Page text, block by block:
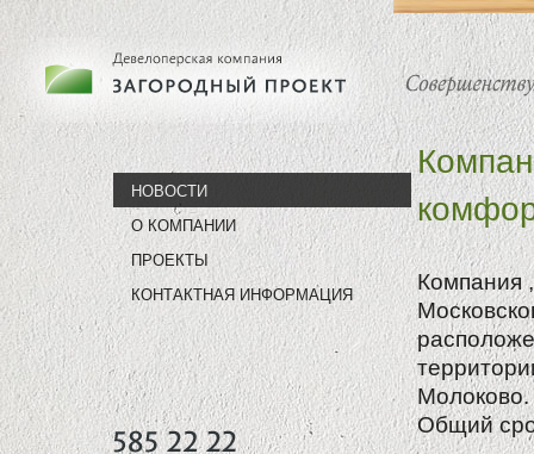
НОВОСТИ
О КОМПАНИИ
ПРОЕКТЫ
КОНТАКТНАЯ ИНФОРМАЦИЯ
Компания
Общий